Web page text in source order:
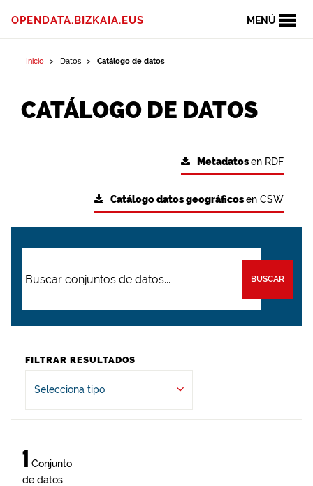
MENÚ
OPENDATA.BIZKAIA.EUS
Inicio Datos Catálogo de datos
CATÁLOGO DE DATOS
Metadatosen RDF
Catálogo datos geográficosen CSW
BUSCAR
FILTRAR RESULTADOS
Selecciona tipo
1 Conjunto
de datos